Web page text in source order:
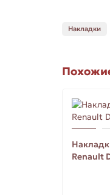
Накладки
Renault